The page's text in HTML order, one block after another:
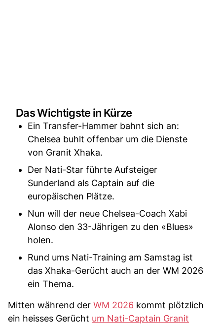
Das Wichtigste in Kürze
Ein Transfer-Hammer bahnt sich an:
Chelsea buhlt offenbar um die Dienste
von Granit Xhaka.
Der Nati-Star führte Aufsteiger
Sunderland als Captain auf die
europäischen Plätze.
Nun will der neue Chelsea-Coach Xabi
Alonso den 33-Jährigen zu den «Blues»
holen.
Rund ums Nati-Training am Samstag ist
das Xhaka-Gerücht auch an der WM 2026
ein Thema.
Mitten während der WM 2026 kommt plötzlich
ein heisses Gerücht um Nati-Captain Granit